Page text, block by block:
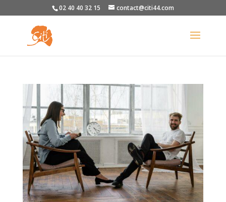
02 40 40 32 15 contact@citi44.com